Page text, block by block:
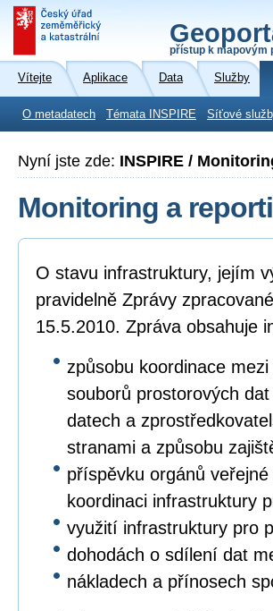
přístup k mapovým
Vítejte Aplikace Data Služby
O metadatech Témata INSPIRE Síťové
Nyní jste zde: INSPIRE /
Monitoring a
O stavu infrastruktury, jejím
pravidelně Zprávy
15.5.2010. Zpráva obsahuje
způsobu koordinace
souborů prostorových
datech a
stranami a způsobu
příspěvku orgánů
koordinaci infrastruktury
využití infrastruktury pro
dohodách o sdílení dat
nákladech a přínosech